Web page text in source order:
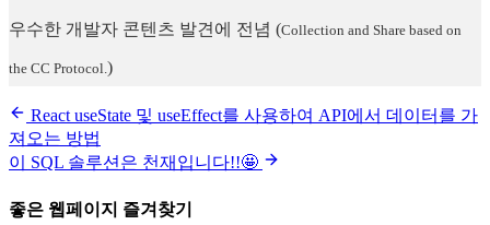
우수한 개발자 콘텐츠 발견에 전념 (Collection and Share based on
the CC Protocol.)
React useState 및 useEffect를 사용하여 API에서 데이터를 가
져오는 방법
이 SQL 솔루션은 천재입니다!!🤩
좋은 웹페이지 즐겨찾기